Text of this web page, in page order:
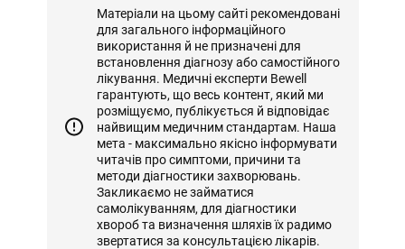
Матеріали на цьому сайті рекомендовані
для загального інформаційного
використання й не призначені для
встановлення діагнозу або самостійного
лікування. Медичні експерти Bewell
гарантують, що весь контент, який ми
розміщуємо, публікується й відповідає
найвищим медичним стандартам. Наша
мета - максимально якісно інформувати
читачів про симптоми, причини та
методи діагностики захворювань.
Закликаємо не займатися
самолікуванням, для діагностики
хвороб та визначення шляхів їх радимо
звертатися за консультацією лікарів.